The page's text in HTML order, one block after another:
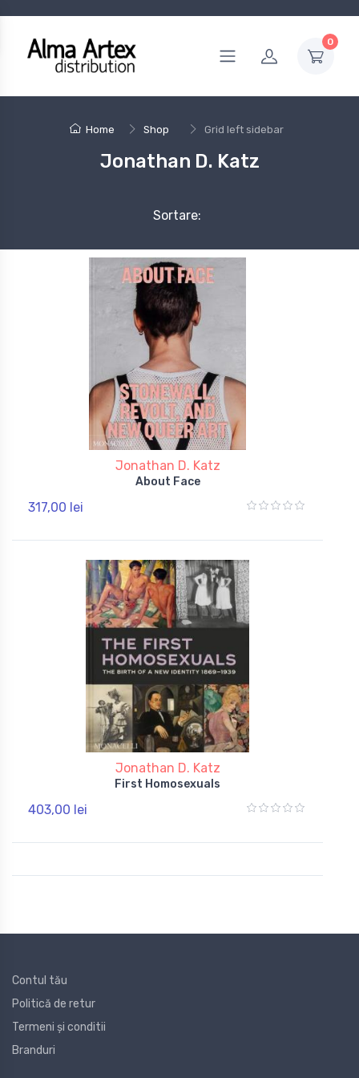
0
Home Shop Grid left sidebar
Jonathan D. Katz
Sortare:
Jonathan D. Katz
About Face
317,00 lei
Jonathan D. Katz
First Homosexuals
403,00 lei
Contul tău
Politică de retur
Termeni și conditii
Branduri